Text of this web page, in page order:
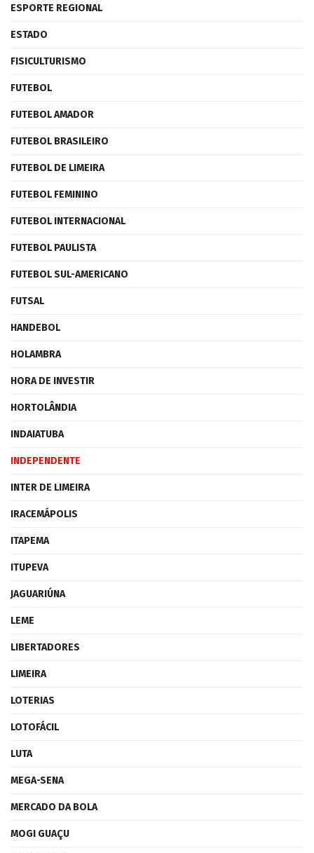
ESPORTE REGIONAL
ESTADO
FISICULTURISMO
FUTEBOL
FUTEBOL AMADOR
FUTEBOL BRASILEIRO
FUTEBOL DE LIMEIRA
FUTEBOL FEMININO
FUTEBOL INTERNACIONAL
FUTEBOL PAULISTA
FUTEBOL SUL-AMERICANO
FUTSAL
HANDEBOL
HOLAMBRA
HORA DE INVESTIR
HORTOLÂNDIA
INDAIATUBA
INDEPENDENTE
INTER DE LIMEIRA
IRACEMÁPOLIS
ITAPEMA
ITUPEVA
JAGUARIÚNA
LEME
LIBERTADORES
LIMEIRA
LOTERIAS
LOTOFÁCIL
LUTA
MEGA-SENA
MERCADO DA BOLA
MOGI GUAÇU